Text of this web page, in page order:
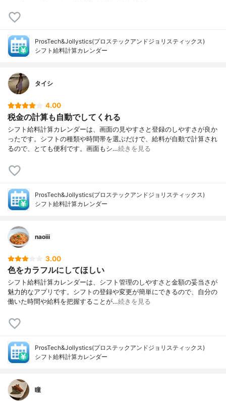
ProsTech&Jollystics(プロステックアンドジョリスティックス)
シフト給料計算カレンダー
タイシ
4.00
税金の計算も自動でしてくれる
シフト給料計算カレンダーは、画面の見やすさと登録のしやすさが良か
ったです。シフトの種類や時間帯を選ぶだけで、給料が自動で計算され
るので、とても便利です。画面もシ…続きを見る
ProsTech&Jollystics(プロステックアンドジョリスティックス)
シフト給料計算カレンダー
naoiii
3.00
色をカラフルにしてほしい
シフト給料計算カレンダーは、シフト管理のしやすさと金額の妥当さが
魅力的なアプリです。シフトの登録や変更が簡単にできるので、自分の
働いた時間や給料を把握することが…続きを見る
ProsTech&Jollystics(プロステックアンドジョリスティックス)
シフト給料計算カレンダー
瞳